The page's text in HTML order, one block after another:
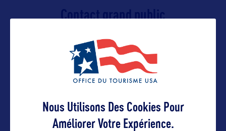
Contact grand public
Elisa.Marcus@illinois.gov
Suivre
Nous Utilisons Des Cookies Pour
Améliorer Votre Expérience.